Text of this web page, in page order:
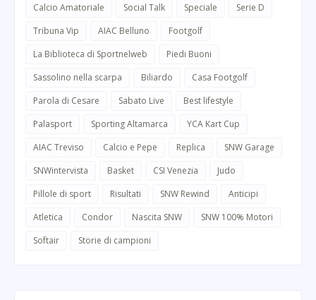
Calcio Amatoriale
Social Talk Speciale
Serie D
Tribuna Vip
AIAC Belluno
Footgolf
La Biblioteca di Sportnelweb
Piedi Buoni
Sassolino nella scarpa
Biliardo
Casa Footgolf
Parola di Cesare
Sabato Live
Best lifestyle
Palasport
Sporting Altamarca
YCA Kart Cup
AIAC Treviso
Calcio e Pepe Replica
SNW Garage
SNWintervista
Basket CSI Venezia
Judo
Pillole di sport
Risultati SNW Rewind
Anticipi
Atletica
Condor Nascita SNW
SNW 100% Motori
Softair
Storie di campioni